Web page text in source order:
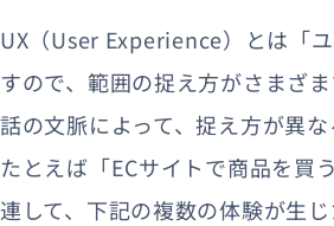
UX（User Experience）とは「
すので、範囲の捉え方がさまざま
話の文脈によって、捉え方が異な
たとえば「ECサイトで商品を買
連して、下記の複数の体験が生じ